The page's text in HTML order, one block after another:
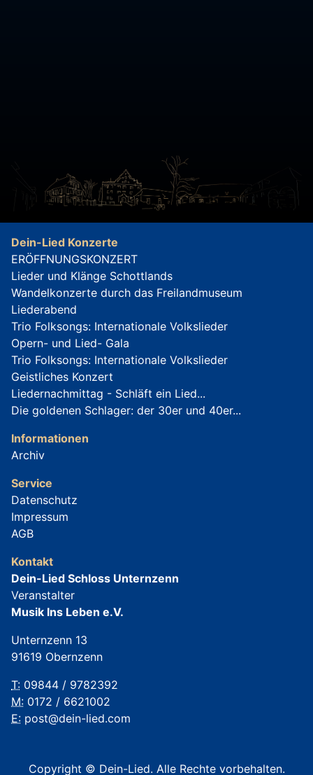
Dein-Lied Konzerte
ERÖFFNUNGSKONZERT
Lieder und Klänge Schottlands
Wandelkonzerte durch das Freilandmuseum
Liederabend
Trio Folksongs: Internationale Volkslieder
Opern- und Lied- Gala
Trio Folksongs: Internationale Volkslieder
Geistliches Konzert
Liedernachmittag - Schläft ein Lied...
Die goldenen Schlager: der 30er und 40er...
Informationen
Archiv
Service
Datenschutz
Impressum
AGB
Kontakt
Dein-Lied Schloss Unternzenn
Veranstalter
Musik Ins Leben e.V.
Unternzenn 13
91619 Obernzenn
T: 09844 / 9782392
M: 0172 / 6621002
E: post@dein-lied.com
Copyright © Dein-Lied. Alle Rechte vorbehalten.